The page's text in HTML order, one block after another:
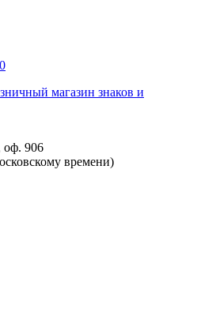
0
магазин знаков и
оф. 906
времени)